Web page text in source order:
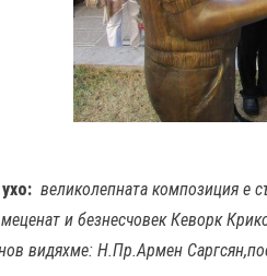
великолепната композиция е
и безнесчовек Кеворк
видяхме: Н.Пр.Армен